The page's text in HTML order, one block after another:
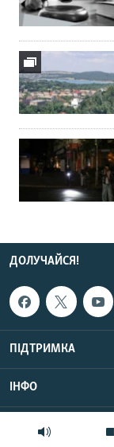
ДОЛУЧАЙСЯ!
ПІДТРИМКА
ІНФО